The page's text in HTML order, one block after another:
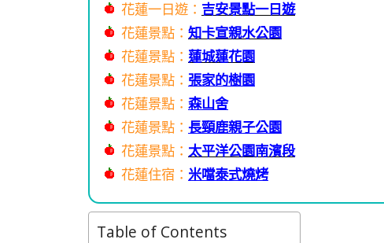
花蓮一日遊： 吉安景點一日遊
花蓮景點： 知卡宣親水公園
花蓮景點： 蓮城蓮花園
花蓮景點： 張家的樹園
花蓮景點： 森山舍
花蓮景點： 長頸鹿親子公園
花蓮景點： 太平洋公園南濱段
花蓮住宿： 米噹泰式燒烤
Table of Contents